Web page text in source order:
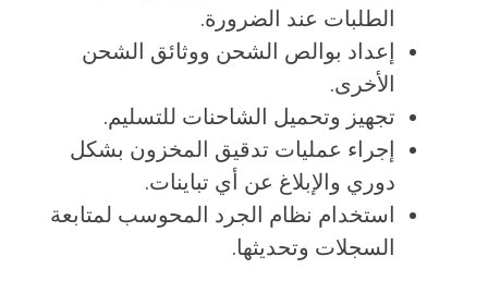
الطلبات عند الضرورة.
إعداد بوالص الشحن ووثائق الشحن
الأخرى.
تجهيز وتحميل الشاحنات للتسليم.
إجراء عمليات تدقيق المخزون بشكل
دوري والإبلاغ عن أي تباينات.
استخدام نظام الجرد المحوسب لمتابعة
السجلات وتحديثها.